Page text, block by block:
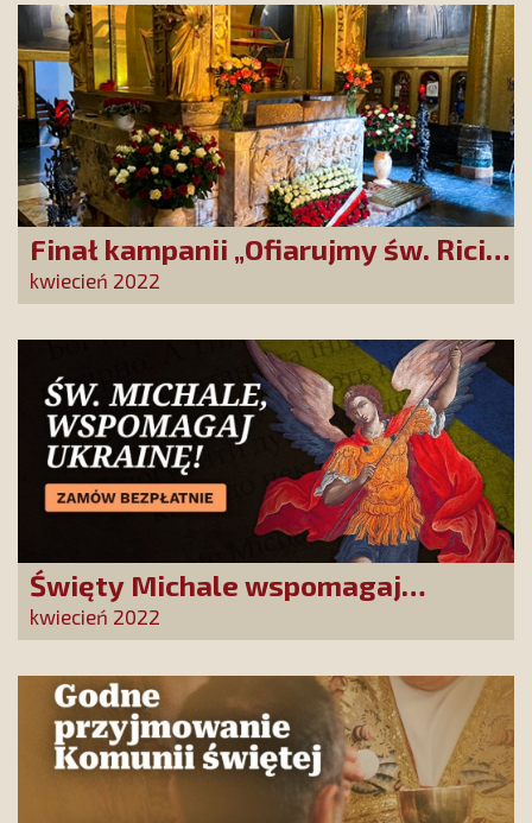
Finał kampanii „Ofiarujmy św. Ricie
12 000 róż!”
kwiecień 2022
Święty Michale wspomagaj
Ukrainę!
kwiecień 2022